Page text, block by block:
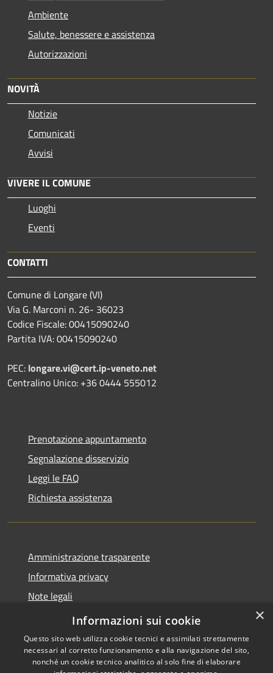
Ambiente
Salute, benessere e assistenza
Autorizzazioni
NOVITÀ
Notizie
Comunicati
Avvisi
VIVERE IL COMUNE
Luoghi
Eventi
CONTATTI
Comune di Longare (VI)
Via G. Marconi n. 26- 36023
Codice Fiscale: 00415090240
Partita IVA: 00415090240
PEC: longare.vi@cert.ip-veneto.net
Centralino Unico: +36 0444 555012
Prenotazione appuntamento
Segnalazione disservizio
Leggi le FAQ
Richiesta assistenza
Amministrazione trasparente
Informativa privacy
Note legali
Dichiarazione di accessibilità
×
Informazioni sui cookie
Questo sito web utilizza cookie tecnici e assimilati strettamente
necessari al corretto funzionamento e alla navigazione del sito,
nonché un cookie tecnico analitico al solo fine di elaborare